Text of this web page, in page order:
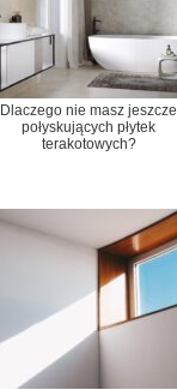
Dlaczego nie masz jeszcze
połyskujących płytek
terakotowych?